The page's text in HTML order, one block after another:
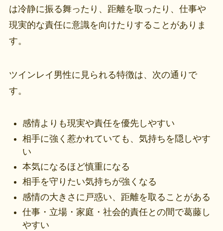
は冷静に振る舞ったり、距離を取ったり、仕事や
現実的な責任に意識を向けたりすることがありま
す。
ツインレイ男性に見られる特徴は、次の通りで
す。
感情よりも現実や責任を優先しやすい
相手に強く惹かれていても、気持ちを隠しやす
い
本気になるほど慎重になる
相手を守りたい気持ちが強くなる
感情の大きさに戸惑い、距離を取ることがある
仕事・立場・家庭・社会的責任との間で葛藤し
やすい